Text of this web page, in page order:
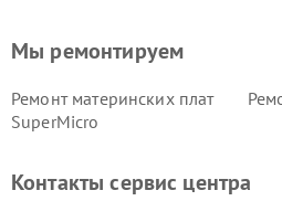
Мы ремонтируем
Ремонт материнских плат
SuperMicro
Контакты сервис центра